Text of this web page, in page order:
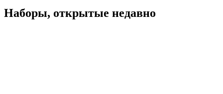
Наборы, открытые недавно